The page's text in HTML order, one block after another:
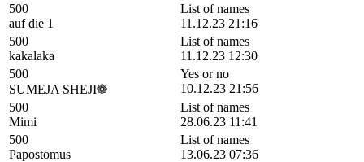
500
auf die 1
List of names
11.12.23 21:16
500
kakalaka
List of names
11.12.23 12:30
500
SUMEJA SHEJI❁
Yes or no
10.12.23 21:56
500
Mimi
List of names
28.06.23 11:41
500
Papostomus
List of names
13.06.23 07:36